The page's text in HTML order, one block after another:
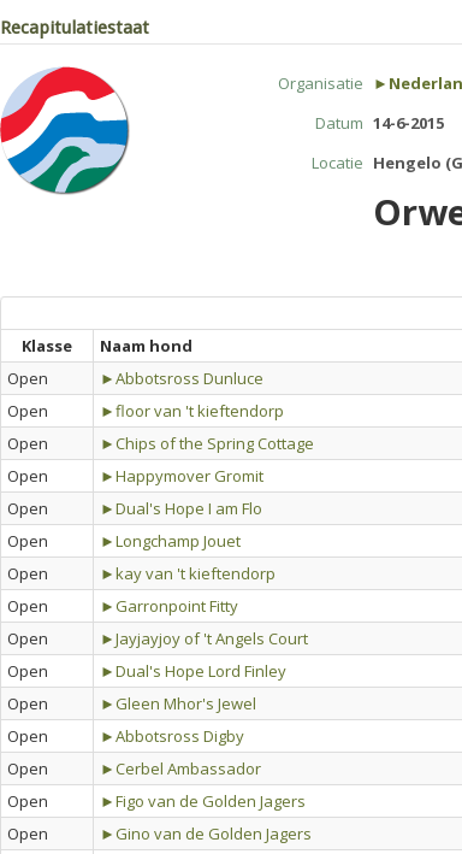
Recapitulatiestaat
Organisatie
Datum 14-6-2015
Locatie Hengelo
Klasse
Naam hond
Open
►Abbotsross Dunluce
Open
►floor van 't kieftendorp
Open
►Chips of the Spring Cottage
Open
►Happymover Gromit
Open
►Dual's Hope I am Flo
Open
►Longchamp Jouet
Open
►kay van 't kieftendorp
Open
►Garronpoint Fitty
Open
►Jayjayjoy of 't Angels Court
Open
►Dual's Hope Lord Finley
Open
►Gleen Mhor's Jewel
Open
►Abbotsross Digby
Open
►Cerbel Ambassador
Open
►Figo van de Golden Jagers
Open
►Gino van de Golden Jagers